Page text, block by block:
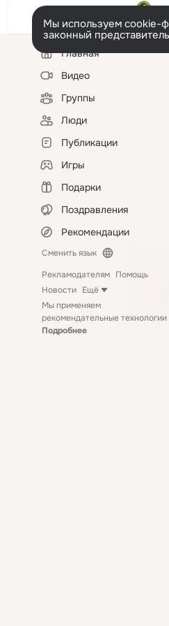
Мы используем cookie-
законный
Левая
колонкаГлавная
Видео
Группы
Люди
Публикации
Игры
Подарки
Поздравления
Рекомендации
Сменить язык
Рекламодателям Помощь
Новости Ещё
Мы применяем
рекомендательные технологии
Подробнее